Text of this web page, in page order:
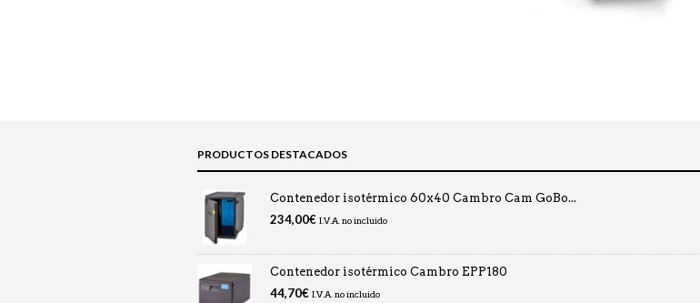
PRODUCTOS DESTACADOS
Contenedor isotérmico 60x40 Cambro Cam GoBo...
234,00€ I.V.A. no incluido
Contenedor isotérmico Cambro EPP180
44,70€ I.V.A. no incluido